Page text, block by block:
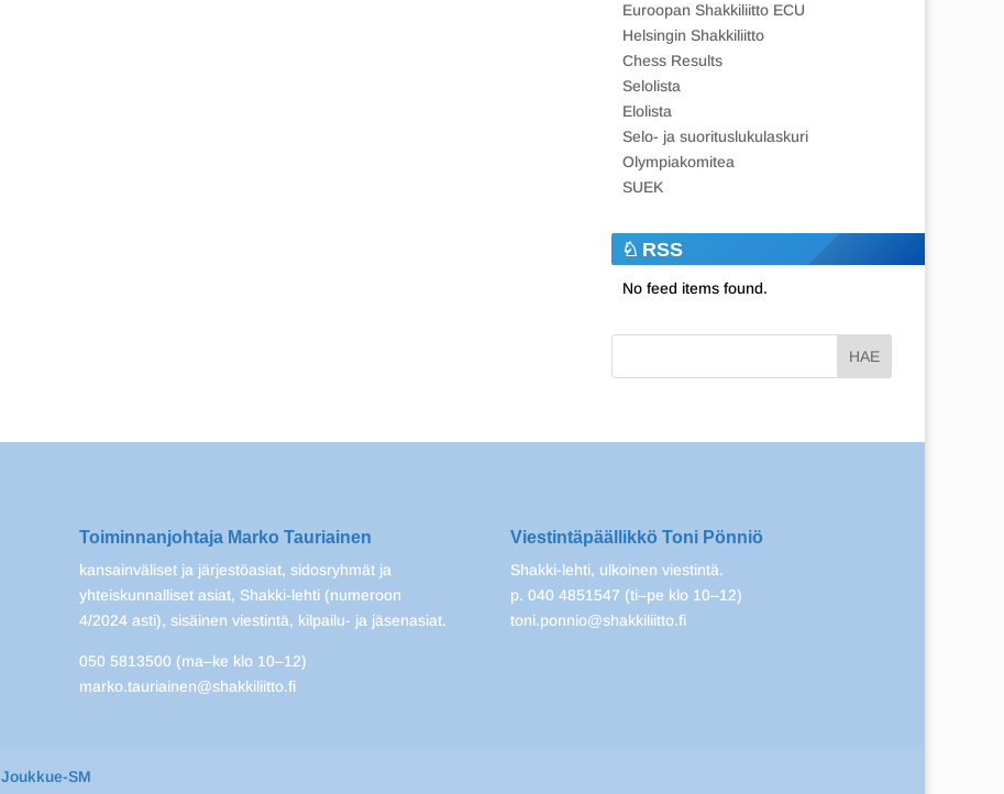
Euroopan Shakkiliitto ECU
Helsingin Shakkiliitto
Chess Results
Selolista
Elolista
Selo- ja suorituslukulaskuri
Olympiakomitea
SUEK
RSS
No feed items found.
Toiminnanjohtaja Marko Tauriainen
kansainväliset ja järjestöasiat, sidosryhmät ja
yhteiskunnalliset asiat, Shakki-lehti (numeroon
4/2024 asti), sisäinen viestintä, kilpailu- ja jäsenasiat.
050 5813500 (ma–ke klo 10–12)
marko.tauriainen@shakkiliitto.fi
Viestintäpäällikkö Toni Pönniö
Shakki-lehti, ulkoinen viestintä.
p. 040 4851547 (ti–pe klo 10–12)
toni.ponnio@shakkiliitto.fi
Joukkue-SM